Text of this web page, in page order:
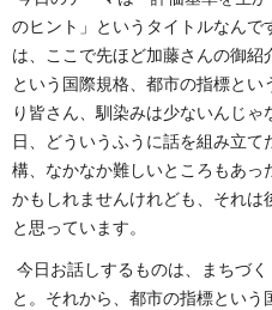
のヒント」というタイトルなん
は、ここで先ほど加藤さんの御
という国際規格、都市の指標とい
り皆さん、馴染みは少ないんじ
日、どういうふうに話を組み立
構、なかなか難しいところもあっ
かもしれませんけれども、それ
と思っています。
今日お話しするものは、まちづ
と。それから、都市の指標とい